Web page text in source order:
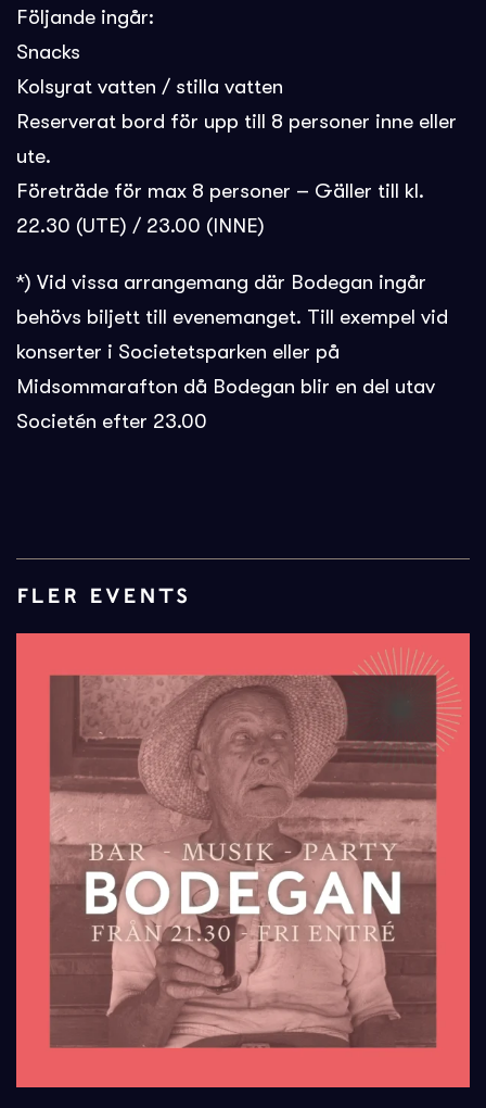
Följande ingår:
Snacks
Kolsyrat vatten / stilla vatten
Reserverat bord för upp till 8 personer inne eller
ute.
Företräde för max 8 personer – Gäller till kl.
22.30 (UTE) / 23.00 (INNE)
*) Vid vissa arrangemang där Bodegan ingår
behövs biljett till evenemanget. Till exempel vid
konserter i Societetsparken eller på
Midsommarafton då Bodegan blir en del utav
Societén efter 23.00
FLER EVENTS